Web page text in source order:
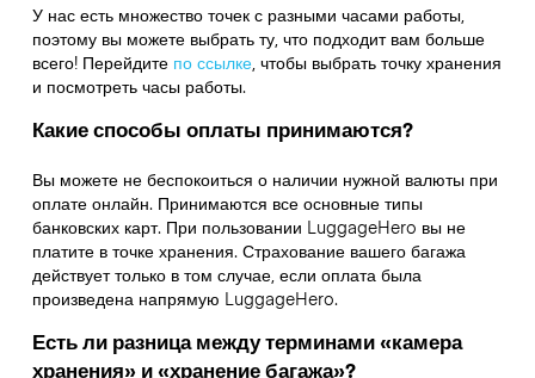
У нас есть множество точек с разными часами работы,
поэтому вы можете выбрать ту, что подходит вам больше
всего! Перейдите по ссылке, чтобы выбрать точку хранения
и посмотреть часы работы.
Какие способы оплаты принимаются?
Вы можете не беспокоиться о наличии нужной валюты при
оплате онлайн. Принимаются все основные типы
банковских карт. При пользовании LuggageHero вы не
платите в точке хранения. Страхование вашего багажа
действует только в том случае, если оплата была
произведена напрямую LuggageHero.
Есть ли разница между терминами «камера
хранения» и «хранение багажа»?